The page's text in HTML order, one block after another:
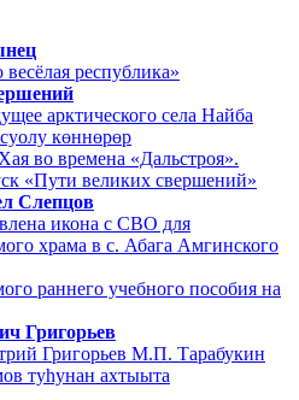
республика»
арктического села Найба
көннөрөр
во времена «Дальстроя».
«Пути великих свершений»
Слепцов
икона с СВО для
храма в с. Абага Амгинского
раннего учебного пособия на
Григорьев
Григорьев М.П. Тарабукин
туһунан ахтыыта